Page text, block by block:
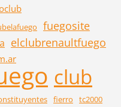
fuegosite
elclubrenaultfuego
club
fierro
tc2000